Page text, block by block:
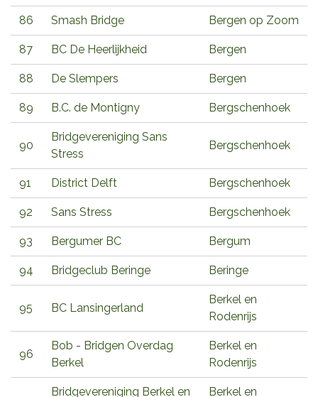
86 Smash Bridge Bergen op Zoom
87 BC De Heerlijkheid Bergen
88 De Slempers Bergen
89 B.C. de Montigny Bergschenhoek
90
Bridgevereniging Sans
Stress
Bergschenhoek
91 District Delft Bergschenhoek
92 Sans Stress Bergschenhoek
93 Bergumer BC Bergum
94 Bridgeclub Beringe Beringe
95 BC Lansingerland
Berkel en
Rodenrijs
96
Bob - Bridgen Overdag
Berkel
Berkel en
Rodenrijs
Bridgevereniging Berkel en Berkel en